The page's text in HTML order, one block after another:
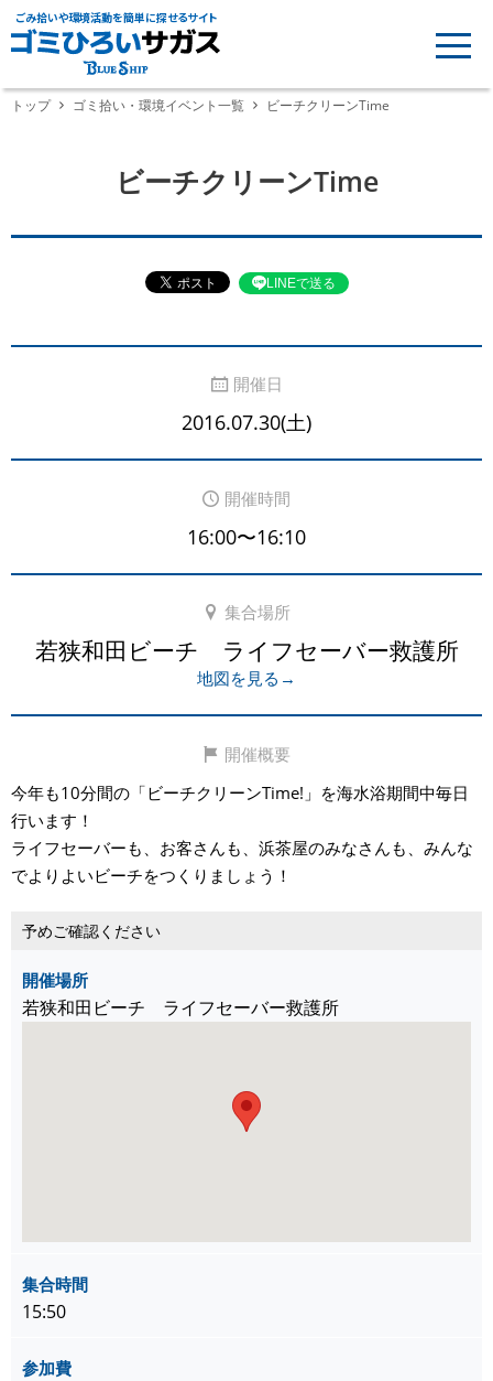
ごみ拾いや環境活動を簡単に探せるサイト
トップ ゴミ拾い・環境イベント一覧 ビーチクリーンTime
ビーチクリーンTime
LINEで送る
開催日
2016.07.30(土)
開催時間
16:00〜16:10
集合場所
若狭和田ビーチ ライフセーバー救護所
地図を見る→
開催概要
今年も10分間の「ビーチクリーンTime!」を海水浴期間中毎日
行います！
ライフセーバーも、お客さんも、浜茶屋のみなさんも、みんな
でよりよいビーチをつくりましょう！
予めご確認ください
開催場所
若狭和田ビーチ ライフセーバー救護所
集合時間
15:50
参加費